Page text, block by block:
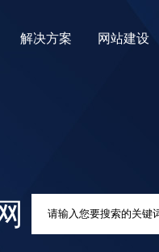
解决方案 网站建设